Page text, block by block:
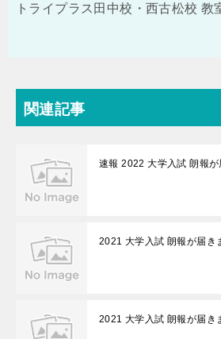
トライプラス田中校・西古松校 教
関連記事
速報 2022 大学入試 朗報が
2021 大学入試 朗報が届き
2021 大学入試 朗報が届き